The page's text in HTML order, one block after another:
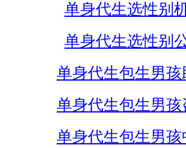
单身代生选性别
单身代生选性别
单身代生包生男孩
单身代生包生男孩
单身代生包生男孩